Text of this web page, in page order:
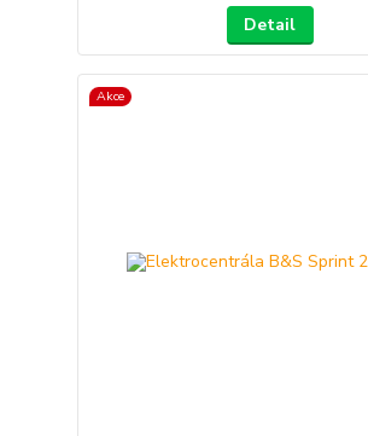
Detail
Akce